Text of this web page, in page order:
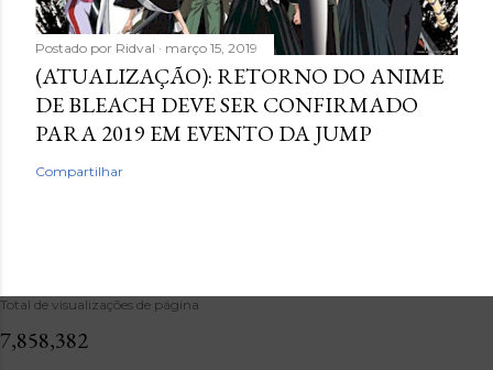
Postado por Ridval março 15, 2019
(ATUALIZAÇÃO): RETORNO DO ANIME
DE BLEACH DEVE SER CONFIRMADO
PARA 2019 EM EVENTO DA JUMP
Compartilhar
Total de visualizações de página
7,858,382